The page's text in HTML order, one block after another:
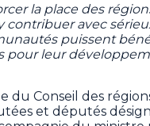
la place des
contribuer avec
puissent
pour leur
Conseil des
et députés